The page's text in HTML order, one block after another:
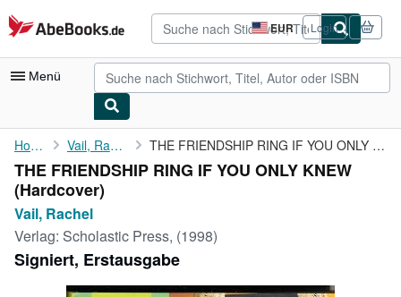
Zum Hauptinhalt
AbeBooks.de EUR
Seite
der
Einkaufseinstellungen.
Login
Menü
Nutzerkonto
Meine Bestellungen
Detailsuche
Sammlungen
Antiquarische Bücher
Home Vail, Rachel THE FRIENDSHIP RING IF YOU ONLY KNEW
THE FRIENDSHIP RING IF YOU ONLY KNEW
(Hardcover)
Vail, Rachel
Verlag: Scholastic Press, (1998)
Signiert, Erstausgabe